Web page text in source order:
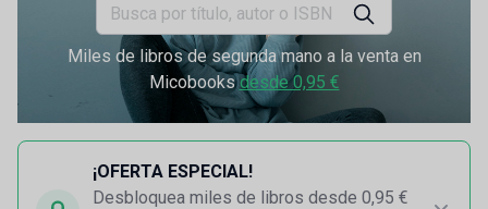
Miles de libros de segunda mano a la venta en
Micobooksdesde 0,95 €
¡OFERTA ESPECIAL!
Desbloquea miles de libros desde 0,95 €